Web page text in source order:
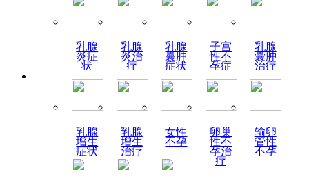
乳腺
炎症
状
乳腺
炎治
疗
乳腺
囊肿
症状
子宫
性不
孕症
乳腺
囊肿
治疗
乳腺
增生
症状
乳腺
增生
治疗
女性
不孕
卵巢
性不
孕治
疗
输卵
管性
不孕